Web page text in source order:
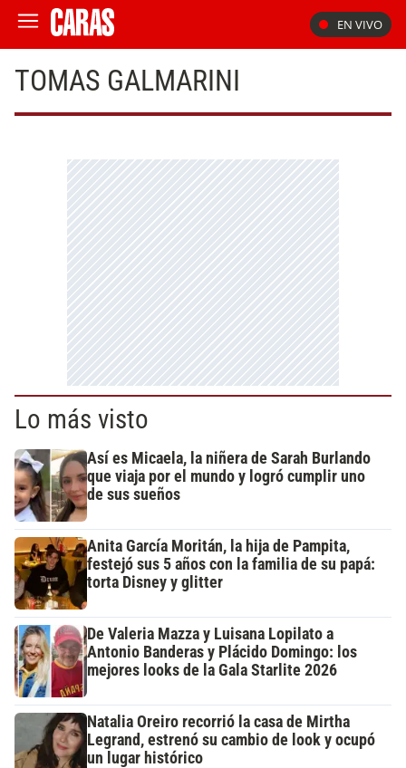
EN VIVO
TOMAS GALMARINI
Lo más visto
Así es Micaela, la niñera de Sarah Burlando
que viaja por el mundo y logró cumplir uno
de sus sueños
Anita García Moritán, la hija de Pampita,
festejó sus 5 años con la familia de su papá:
torta Disney y glitter
De Valeria Mazza y Luisana Lopilato a
Antonio Banderas y Plácido Domingo: los
mejores looks de la Gala Starlite 2026
Natalia Oreiro recorrió la casa de Mirtha
Legrand, estrenó su cambio de look y ocupó
un lugar histórico